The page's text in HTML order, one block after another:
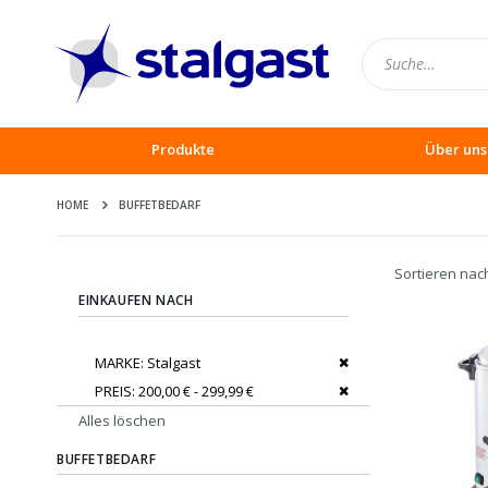
Produkte Über uns
HOME BUFFETBEDARF
Sortieren
EINKAUFEN NACH
MARKE Stalgast
Dies entfernen
PREIS 200,00 € - 299,99 €
Dies entfernen
Alles löschen
BUFFETBEDARF